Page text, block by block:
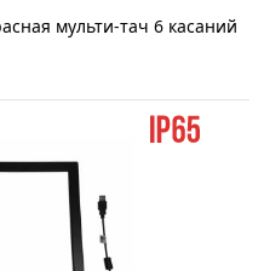
мульти-тач 6 касаний